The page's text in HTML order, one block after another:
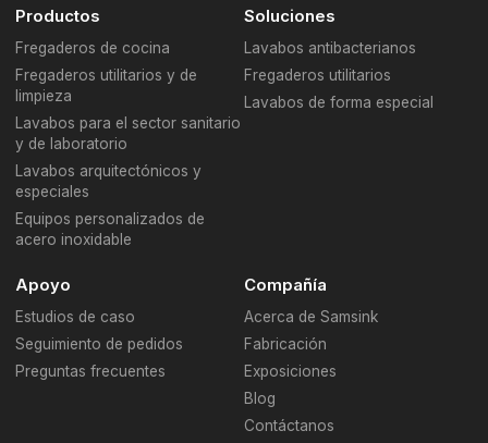
Productos
Fregaderos de cocina
Fregaderos utilitarios y de
limpieza
Lavabos para el sector sanitario
y de laboratorio
Lavabos arquitectónicos y
especiales
Equipos personalizados de
acero inoxidable
Soluciones
Lavabos antibacterianos
Fregaderos utilitarios
Lavabos de forma especial
Apoyo
Estudios de caso
Seguimiento de pedidos
Preguntas frecuentes
Compañía
Acerca de Samsink
Fabricación
Exposiciones
Blog
Contáctanos